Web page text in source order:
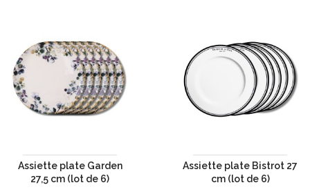
Assiette plate Garden
27,5 cm (lot de 6)
Assiette plate Bistrot 27
cm (lot de 6)